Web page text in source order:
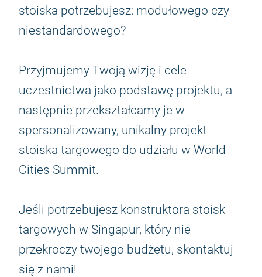
stoiska potrzebujesz: modułowego czy
niestandardowego?
Przyjmujemy Twoją wizję i cele
uczestnictwa jako podstawę projektu, a
następnie przekształcamy je w
spersonalizowany, unikalny projekt
stoiska targowego do udziału w World
Cities Summit.
Jeśli potrzebujesz konstruktora stoisk
targowych w Singapur, który nie
przekroczy twojego budżetu, skontaktuj
się z nami!